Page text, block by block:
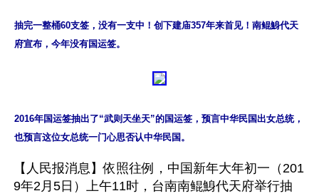
抽完一整桶60支签，没有一支中！创下建庙357年来首见！南鲲鯓代天
府宣布，今年没有国运签。
2016年国运签抽出了“武则天坐天”的国运签，预言中华民国出女总统，
也预言这位女总统一门心思否认中华民国。
【人民报消息】依照往例，中国新年大年初一（201
9年2月5日）上午11时，台南南鲲鯓代天府举行抽